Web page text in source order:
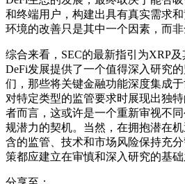
和终端用户，构建出具有真实需求
环境的改善只是其中一个因素，而非
综合来看，SEC的最新指引为XRP
DeFi发展提供了一个值得深入研究
们，那些将关键金融功能深度集成
对特定类型的监管要求时展现出独
者而言，这或许是一个重新审视不
规潜力的契机。当然，在拥抱潜在
含的监管、技术和市场风险保持充
策都应建立在审慎和深入研究的基础